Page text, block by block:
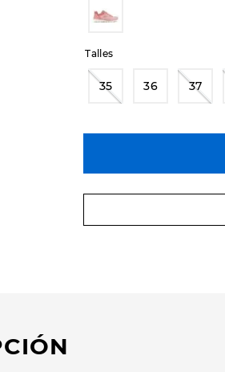
Talles
35 36 37